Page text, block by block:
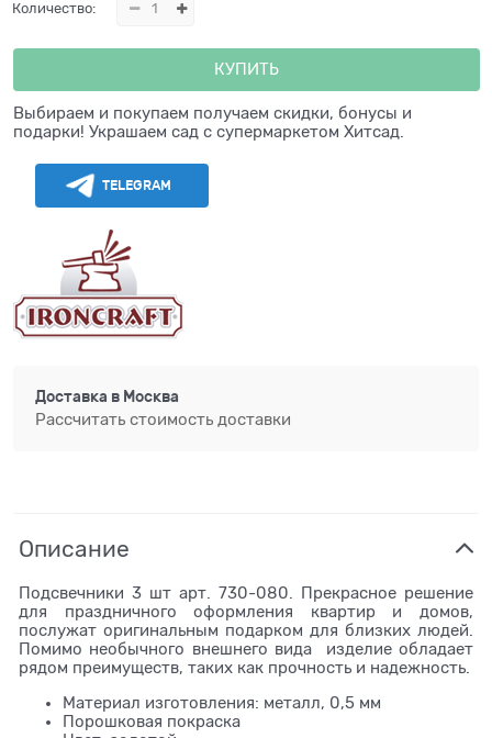
Количество:
КУПИТЬ
Выбираем и покупаем получаем скидки, бонусы и
подарки! Украшаем сад с супермаркетом Хитсад.
TELEGRAM
Доставка в Москва
Рассчитать стоимость доставки
Описание
Подсвечники 3 шт арт. 730-080. Прекрасное решение
для праздничного оформления квартир и домов,
послужат оригинальным подарком для близких людей.
Помимо необычного внешнего вида изделие обладает
рядом преимуществ, таких как прочность и надежность.
Материал изготовления: металл, 0,5 мм
Порошковая покраска